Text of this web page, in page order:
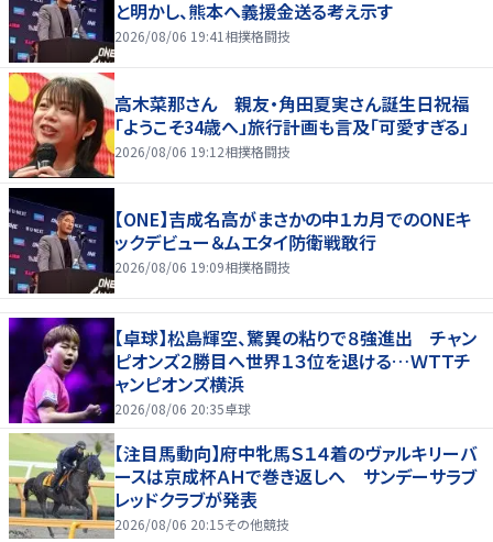
と明かし、熊本へ義援金送る考え示す
2026/08/06 19:41 相撲格闘技
高木菜那さん 親友・角田夏実さん誕生日祝福
「ようこそ34歳へ」旅行計画も言及「可愛すぎる」
2026/08/06 19:12相撲格闘技
【ONE】吉成名高がまさかの中１カ月でのONEキ
ックデビュー＆ムエタイ防衛戦敢行
2026/08/06 19:09相撲格闘技
【卓球】松島輝空、驚異の粘りで８強進出 チャン
ピオンズ２勝目へ世界１３位を退ける…ＷＴＴチ
ャンピオンズ横浜
2026/08/06 20:35卓球
【注目馬動向】府中牝馬Ｓ１４着のヴァルキリーバ
ースは京成杯ＡＨで巻き返しへ サンデーサラブ
レッドクラブが発表
2026/08/06 20:15その他競技